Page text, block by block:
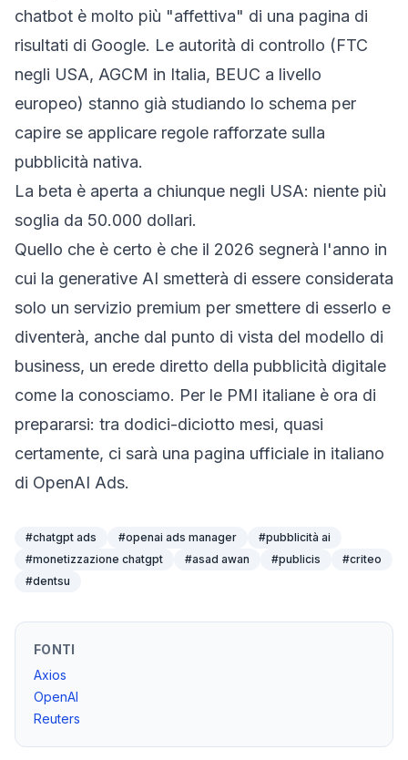
chatbot è molto più "affettiva" di una pagina di
risultati di Google. Le autorità di controllo (FTC
negli USA, AGCM in Italia, BEUC a livello
europeo) stanno già studiando lo schema per
capire se applicare regole rafforzate sulla
pubblicità nativa.
La beta è aperta a chiunque negli USA: niente più
soglia da 50.000 dollari.
Quello che è certo è che il 2026 segnerà l'anno in
cui la generative AI smetterà di essere considerata
solo un servizio premium per smettere di esserlo e
diventerà, anche dal punto di vista del modello di
business, un erede diretto della pubblicità digitale
come la conosciamo. Per le PMI italiane è ora di
prepararsi: tra dodici-diciotto mesi, quasi
certamente, ci sarà una pagina ufficiale in italiano
di OpenAI Ads.
#chatgpt ads #openai ads manager #pubblicità ai
#monetizzazione chatgpt #asad awan #publicis #criteo
#dentsu
FONTI
Axios
OpenAI
Reuters